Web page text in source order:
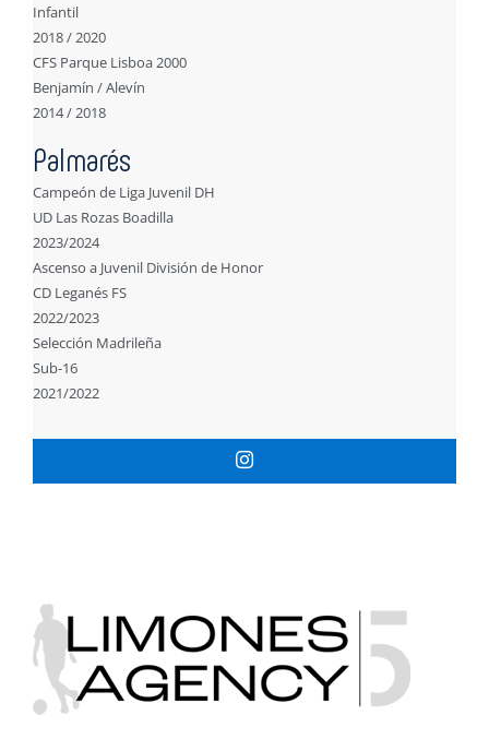
Infantil
2018 / 2020
CFS Parque Lisboa 2000
Benjamín / Alevín
2014 / 2018
Palmarés
Campeón de Liga Juvenil DH
UD Las Rozas Boadilla
2023/2024
Ascenso a Juvenil División de Honor
CD Leganés FS
2022/2023
Selección Madrileña
Sub-16
2021/2022